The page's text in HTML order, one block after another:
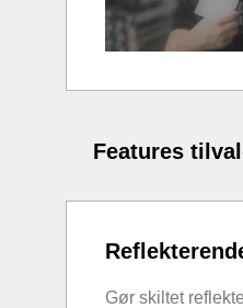
Features
Gør skiltet